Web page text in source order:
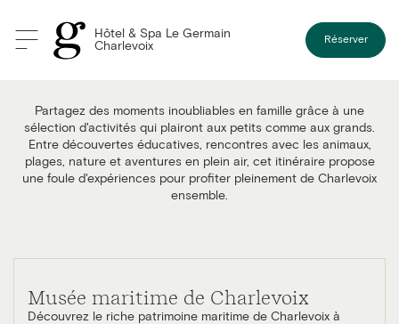
Hôtel & Spa Le Germain
Charlevoix
Réserver
Itinéraire activités en famille
Partagez des moments inoubliables en famille grâce à une
sélection d'activités qui plairont aux petits comme aux grands.
Entre découvertes éducatives, rencontres avec les animaux,
plages, nature et aventures en plein air, cet itinéraire propose
une foule d'expériences pour profiter pleinement de Charlevoix
ensemble.
Musée maritime de Charlevoix
Découvrez le riche patrimoine maritime de Charlevoix à